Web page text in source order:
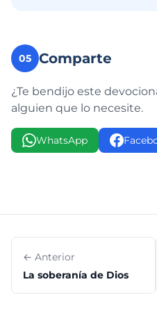
05 Comparte
¿Te bendijo este
alguien que lo necesite.
WhatsApp
← Anterior
La soberanía de Dios